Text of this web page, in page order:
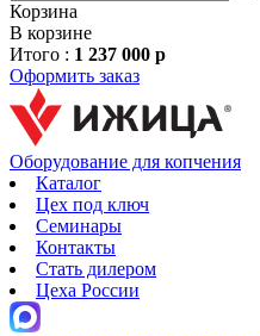
Корзина
В корзине
Итого : 1 237 000 р
Оформить заказ
Оборудование для копчения
Каталог
Цех под ключ
Семинары
Контакты
Стать дилером
Цеха России